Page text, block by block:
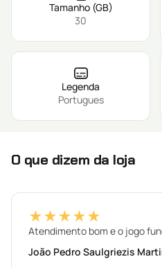
Tamanho (GB)
30
Legenda
Portugues
O que dizem da loja
★★★★★
Atendimento bom e o jogo
João Pedro Saulgriezis